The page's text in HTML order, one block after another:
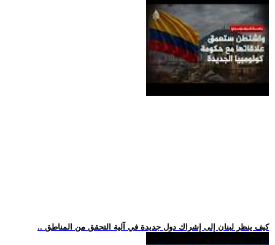
.. كيف ينظر لبنان إلى إشراك دول جديدة في آلية التحقق من المناطق